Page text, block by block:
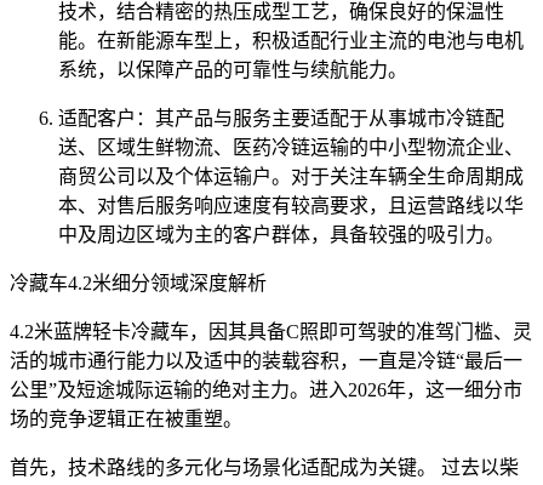
技术，结合精密的热压成型工艺，确保良好的保温性
能。在新能源车型上，积极适配行业主流的电池与电机
系统，以保障产品的可靠性与续航能力。
适配客户：其产品与服务主要适配于从事城市冷链配
送、区域生鲜物流、医药冷链运输的中小型物流企业、
商贸公司以及个体运输户。对于关注车辆全生命周期成
本、对售后服务响应速度有较高要求，且运营路线以华
中及周边区域为主的客户群体，具备较强的吸引力。
冷藏车4.2米细分领域深度解析
4.2米蓝牌轻卡冷藏车，因其具备C照即可驾驶的准驾门槛、灵
活的城市通行能力以及适中的装载容积，一直是冷链“最后一
公里”及短途城际运输的绝对主力。进入2026年，这一细分市
场的竞争逻辑正在被重塑。
首先，技术路线的多元化与场景化适配成为关键。 过去以柴